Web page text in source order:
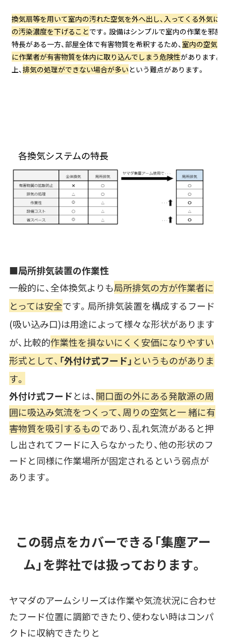
換気扇等を用いて室内の汚れた空気を外へ出し、入ってくる外気に
の汚染濃度を下げることです。 設備はシンプルで室内の作業を邪魔
特長がある一方、部屋全体で有害物質を希釈するため、室内の空気
に作業者が有害物質を体内に取り込んでしまう危険性があります。
上、排気の処理ができない場合が多いという難点があります。
各換気システムの特長
■局所排気装置の作業性
一般的に、全体換気よりも局所排気の方が作業者に
とっては安全です。局所排気装置を構成するフード
(吸い込み口)は用途によって様々な形状があります
が、比較的作業性を損ないにくく安価になりやすい
形式として、 「外付け式フード」 というものがありま
す。
外付け式フードとは、開口面の外にある発散源の周
囲に吸込み気流をつくって、周りの空気と一 緒に有
害物質を吸引するものであり、乱れ気流があると押
し出されてフードに入らなかったり、他の形状のフ
ードと同様に作業場所が固定されるという弱点が
あります。
この弱点をカバーできる「集塵アー
ム」を弊社では扱っております。
ヤマダのアームシリーズは作業や気流状況に合わせ
たフード位置に調節できたり、使わない時はコンパ
クトに収納できたりと